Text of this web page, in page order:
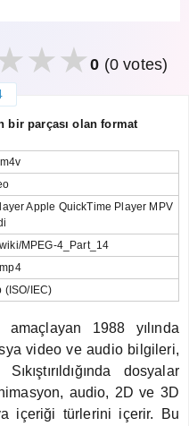
0 (0 votes)
bir parçası olan format
Apple QuickTime Player MPV
MPEG-4_Part_14
(ISO/IEC)
amaçlayan 1988 yılında
video ve audio bilgileri,
dosyalar
audio, 2D ve 3D
içeriği türlerini içerir. Bu